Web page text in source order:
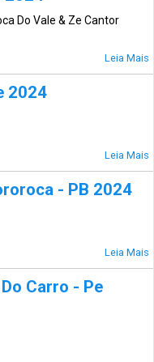
Do Vale & Ze Cantor
Leia Mais
2024
Leia Mais
- PB 2024
Leia Mais
Carro - Pe